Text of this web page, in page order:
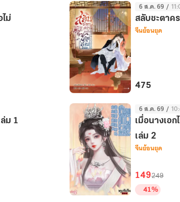
ค้ำ
บัลลังก์
ม่
ชะตา
ครา
ขอ
ข้า
มี
ชีวิต
สงบ
6 ส.ค. 69 /
สลับชะตาค
จีนย้อนยุค
475
ม 1
6 ส.ค. 69 /
เมื่อนางเอ
เล่ม 2
จีนย้อนยุค
149249
41%